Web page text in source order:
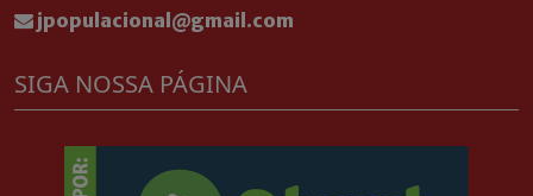
jpopulacional@gmail.com
SIGA NOSSA PÁGINA